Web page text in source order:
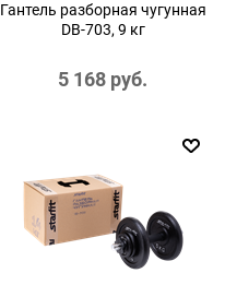
Гантель разборная чугунная
DB-703, 9 кг
5 168 руб.